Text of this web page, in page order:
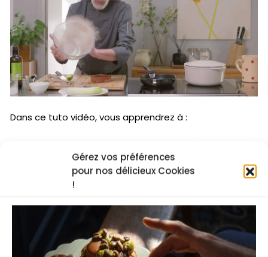
Gérez vos préférences
pour nos délicieux Cookies
!
Dans ce tuto vidéo, vous apprendrez à :
✅ utiliser les bons éléments pour fumer des aliments
✅ associer les saveurs fumées dans vos recettes
Je regarde la recette vidéo